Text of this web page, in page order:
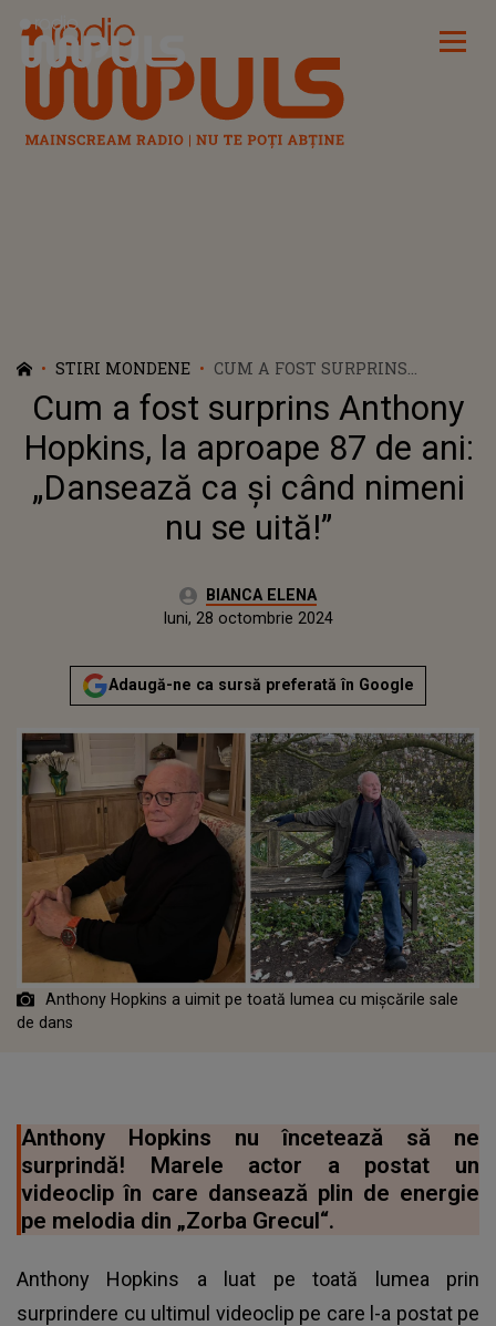
Radio Impuls
STIRI MONDENE
CUM A FOST SURPRINS
ANTHONY HOPKINS, LA
APROAPE 87 DE ANI:
„DANSEAZĂ CA ȘI CÂND NIMENI
NU SE UITĂ!”
Cum a fost surprins Anthony
Hopkins, la aproape 87 de ani:
„Dansează ca și când nimeni
nu se uită!”
Autor:BIANCA ELENA
Publicat:
luni, 28 octombrie 2024
Adaugă-ne ca sursă preferată în Google
Anthony Hopkins a uimit pe toată lumea cu mișcările sale
de dans
Anthony Hopkins nu încetează să ne
surprindă! Marele actor a postat un
videoclip în care dansează plin de energie
pe melodia din „Zorba Grecul“.
Anthony Hopkins a luat pe toată lumea prin
surprindere cu ultimul videoclip pe care l-a postat pe